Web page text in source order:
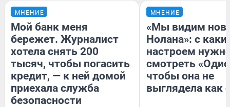
МНЕНИЕ
Мой банк меня
бережет. Журналист
хотела снять 200
тысяч, чтобы погасить
кредит, — к ней домой
приехала служба
безопасности
МНЕНИЕ
«Мы видим
Нолана»: с
настроем
смотреть
чтобы она не
выглядела как